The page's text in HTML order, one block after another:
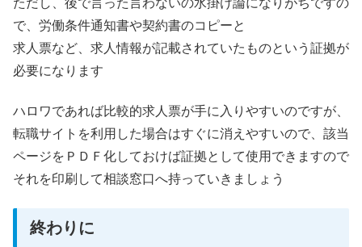
で、労働条件通知書や契約書のコピーと
求人票など、求人情報が記載されていたものという証拠が
必要になります
ハロワであれば比較的求人票が手に入りやすいのですが、
転職サイトを利用した場合はすぐに消えやすいので、該当
ページをＰＤＦ化しておけば証拠として使用できますので
それを印刷して相談窓口へ持っていきましょう
終わりに